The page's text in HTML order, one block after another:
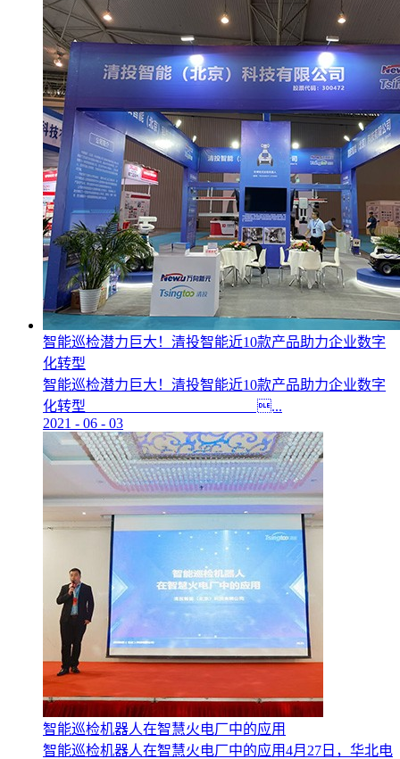
智能巡检潜力巨大！清投智能近10款产品助力企业数字
化转型
智能巡检潜力巨大！清投智能近10款产品助力企业数字
化转型 ...
2021 - 06 - 03
智能巡检机器人在智慧火电厂中的应用
智能巡检机器人在智慧火电厂中的应用4月27日，华北电